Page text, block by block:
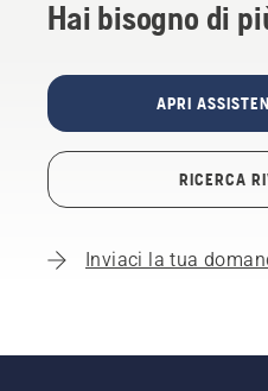
Hai bisogno di
APRI
RICERCA
Inviaci la tua